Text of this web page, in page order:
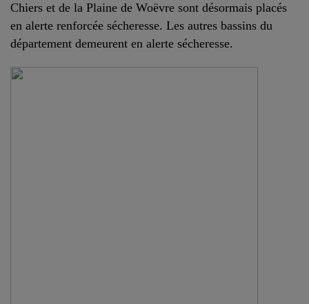
Chiers et de la Plaine de Woëvre sont désormais placés
en alerte renforcée sécheresse. Les autres bassins du
département demeurent en alerte sécheresse.